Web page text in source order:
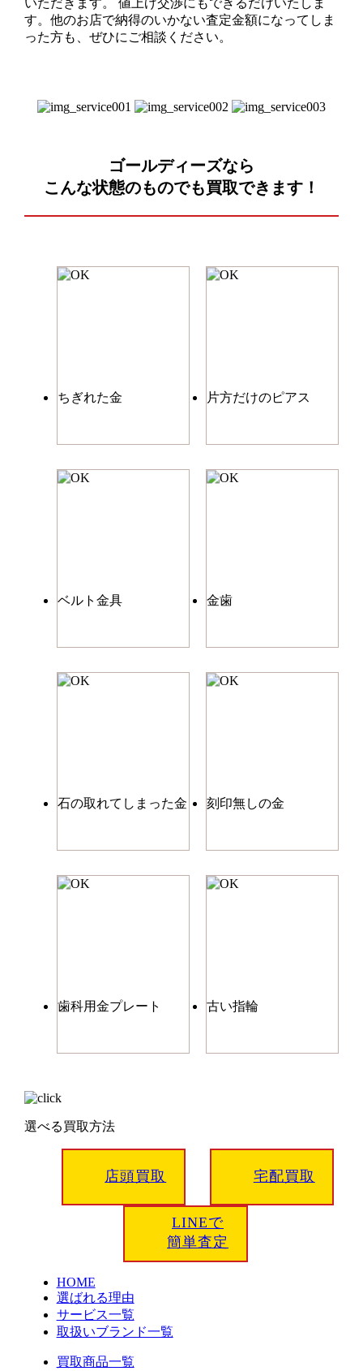
いただきます。 値上げ交渉にもできるだけいたしま
す。他のお店で納得のいかない査定金額になってしま
った方も、ぜひにご相談ください。
ゴールディーズなら
こんな状態のものでも買取できます！
ちぎれた金 片方だけのピアス
ベルト金具 金歯
石の取れてしまった金 刻印無しの金
歯科用金プレート 古い指輪
選べる買取方法
店頭買取 宅配買取
LINEで
簡単査定
HOME
選ばれる理由
サービス一覧
取扱いブランド一覧
買取商品一覧